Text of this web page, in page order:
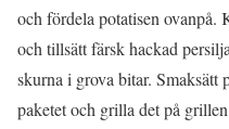
och fördela potatisen ovanpå.
och tillsätt färsk hackad
skurna i grova bitar. Smaksätt
paketet och grilla det på